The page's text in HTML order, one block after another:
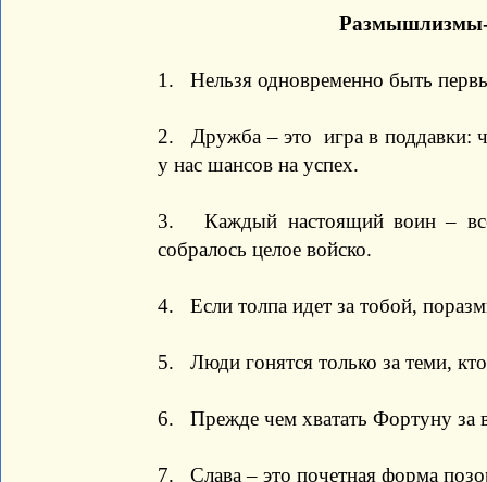
Размышлизмы-
1. Нельзя одновременно быть
2. Дружба – это игра в поддавки:
у нас шансов на успех.
3. Каждый настоящий воин –
собралось целое войско.
4. Если толпа идет за тобой,
5. Люди гонятся только за теми,
6. Прежде чем хватать Фортуну за
7. Слава – это почетная форма